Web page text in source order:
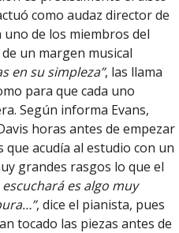
como audaz director de
de los miembros del
un margen musical
en su simpleza”, las llama
para que cada uno
Según informa Evans,
horas antes de empezar
que acudía al estudio con un
grandes rasgos lo que el
escuchará es algo muy
, dice el pianista, pues
tocado las piezas antes de